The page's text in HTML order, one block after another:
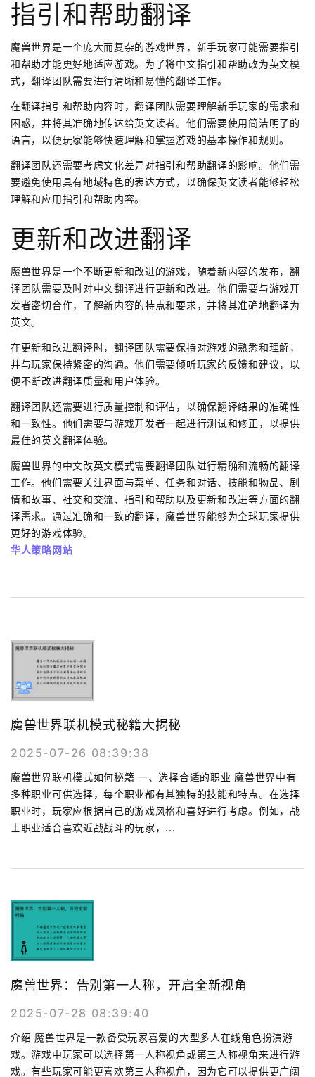
指引和帮助翻译
魔兽世界是一个庞大而复杂的游戏世界，新手玩家可能需要指引
和帮助才能更好地适应游戏。为了将中文指引和帮助改为英文模
式，翻译团队需要进行清晰和易懂的翻译工作。
在翻译指引和帮助内容时，翻译团队需要理解新手玩家的需求和
困惑，并将其准确地传达给英文读者。他们需要使用简洁明了的
语言，以便玩家能够快速理解和掌握游戏的基本操作和规则。
翻译团队还需要考虑文化差异对指引和帮助翻译的影响。他们需
要避免使用具有地域特色的表达方式，以确保英文读者能够轻松
理解和应用指引和帮助内容。
更新和改进翻译
魔兽世界是一个不断更新和改进的游戏，随着新内容的发布，翻
译团队需要及时对中文翻译进行更新和改进。他们需要与游戏开
发者密切合作，了解新内容的特点和要求，并将其准确地翻译为
英文。
在更新和改进翻译时，翻译团队需要保持对游戏的熟悉和理解，
并与玩家保持紧密的沟通。他们需要倾听玩家的反馈和建议，以
便不断改进翻译质量和用户体验。
翻译团队还需要进行质量控制和评估，以确保翻译结果的准确性
和一致性。他们需要与游戏开发者一起进行测试和修正，以提供
最佳的英文翻译体验。
魔兽世界的中文改英文模式需要翻译团队进行精确和流畅的翻译
工作。他们需要关注界面与菜单、任务和对话、技能和物品、剧
情和故事、社交和交流、指引和帮助以及更新和改进等方面的翻
译需求。通过准确和一致的翻译，魔兽世界能够为全球玩家提供
更好的游戏体验。
华人策略网站
魔兽世界联机模式秘籍大揭秘
2025-07-26 08:39:38
魔兽世界联机模式如何秘籍 一、选择合适的职业 魔兽世界中有
多种职业可供选择，每个职业都有其独特的技能和特点。在选择
职业时，玩家应根据自己的游戏风格和喜好进行考虑。例如，战
士职业适合喜欢近战战斗的玩家，...
魔兽世界：告别第一人称，开启全新视角
2025-07-28 08:39:40
介绍 魔兽世界是一款备受玩家喜爱的大型多人在线角色扮演游
戏。游戏中玩家可以选择第一人称视角或第三人称视角来进行游
戏。有些玩家可能更喜欢第三人称视角，因为它可以提供更广阔